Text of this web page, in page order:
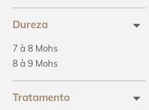
Dureza
7 à 8 Mohs
8 à 9 Mohs
Tratamento